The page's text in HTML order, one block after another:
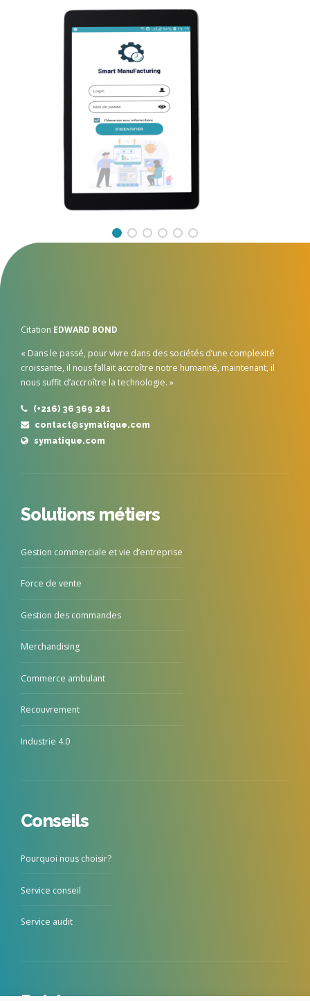
Citation EDWARD BOND
« Dans le passé, pour vivre dans des sociétés d’une complexité
croissante, il nous fallait accroître notre humanité, maintenant, il
nous suffit d’accroître la technologie. »
(+216) 36 369 281
contact@symatique.com
symatique.com
Solutions métiers
Gestion commerciale et vie d’entreprise
Force de vente
Gestion des commandes
Merchandising
Commerce ambulant
Recouvrement
Industrie 4.0
Conseils
Pourquoi nous choisir?
Service conseil
Service audit